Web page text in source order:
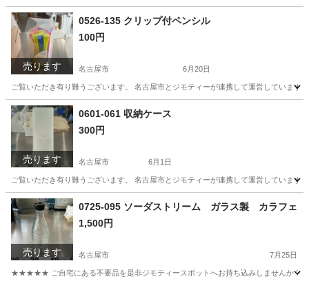
愛知 名古屋市 リユース
売ります
0526-135 クリップ付ペンシル
100円
名古屋市 6月20日
ご覧いただき有り難うございます。 名古屋市とジモティーが連携して運営してい
愛知 名古屋市 リユース
売ります
0601-061 収納ケース
300円
名古屋市 6月1日
ご覧いただき有り難うございます。 名古屋市とジモティーが連携して運営してい
愛知 名古屋市 リユース
売ります
0725-095 ソーダストリーム ガラス製 カラフェ
1,500円
名古屋市 7月25日
★★★★★ ご自宅にある不要品を是非ジモティースポットへお持ち込みしませんか？